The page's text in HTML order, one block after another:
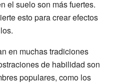
el suelo son más fuertes.
esto para crear efectos
en muchas tradiciones
de habilidad son
populares, como los